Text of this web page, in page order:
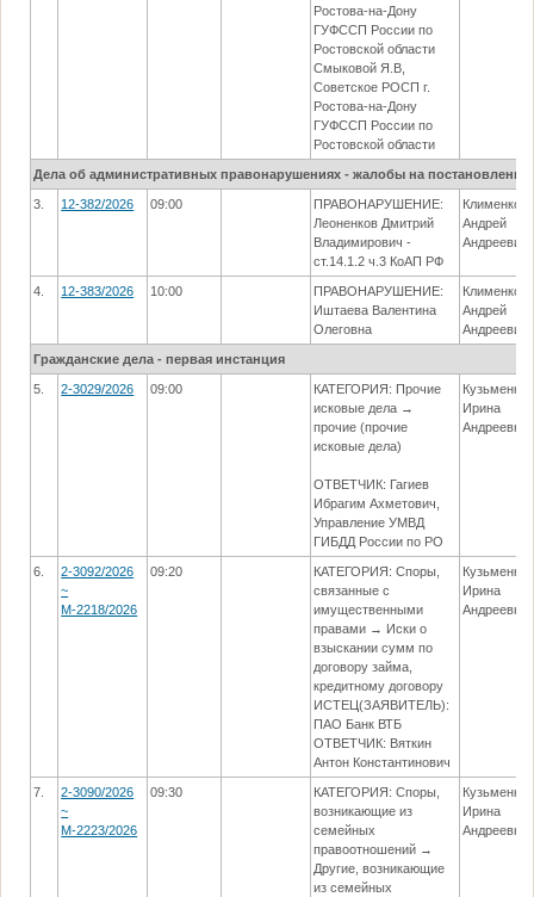
Ростова-на-Дону
ГУФССП России по
Ростовской области
Смыковой Я.В,
Советское РОСП г.
Ростова-на-Дону
ГУФССП России по
Ростовской области
Дела об административных правонарушениях - жалобы на постановления
3. 12-382/2026 09:00
ПРАВОНАРУШЕНИЕ:
Леоненков Дмитрий
Владимирович -
ст.14.1.2 ч.3 КоАП РФ
Клименко
Андрей
Андреевич
4. 12-383/2026 10:00
ПРАВОНАРУШЕНИЕ:
Иштаева Валентина
Олеговна
Клименко
Андрей
Андреевич
Гражданские дела - первая инстанция
5. 2-3029/2026 09:00
КАТЕГОРИЯ: Прочие
исковые дела →
прочие (прочие
исковые дела)
ОТВЕТЧИК: Гагиев
Ибрагим Ахметович,
Управление УМВД
ГИБДД России по РО
Кузьменко
Ирина
Андреевна
6.
2-3092/2026
~
М-2218/2026
09:20
КАТЕГОРИЯ: Споры,
связанные с
имущественными
правами → Иски о
взыскании сумм по
договору займа,
кредитному договору
ИСТЕЦ(ЗАЯВИТЕЛЬ):
ПАО Банк ВТБ
ОТВЕТЧИК: Вяткин
Антон Константинович
Кузьменко
Ирина
Андреевна
7.
2-3090/2026
~
М-2223/2026
09:30
КАТЕГОРИЯ: Споры,
возникающие из
семейных
правоотношений →
Другие, возникающие
из семейных
Кузьменко
Ирина
Андреевна